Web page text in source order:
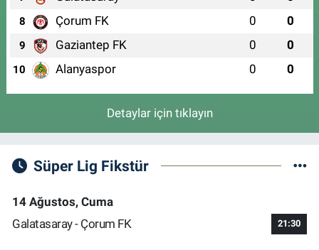
8 Çorum FK 0 0
9 Gaziantep FK 0 0
10 Alanyaspor 0 0
Detaylar için tıklayın
Süper Lig Fikstür
14 Ağustos, Cuma
Galatasaray - Çorum FK
21:30